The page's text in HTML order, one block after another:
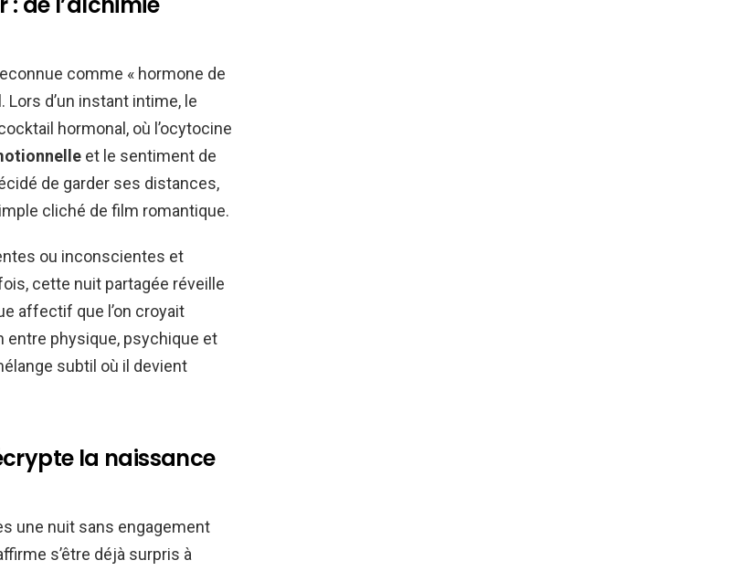
comme « hormone de
Lors d’un instant intime, le
hormonal, où l’ocytocine
et le sentiment de
de garder ses distances,
cliché de film romantique.
ou inconscientes et
cette nuit partagée réveille
affectif que l’on croyait
entre physique, psychique et
subtil où il devient
la naissance
une nuit sans engagement
s’être déjà surpris à